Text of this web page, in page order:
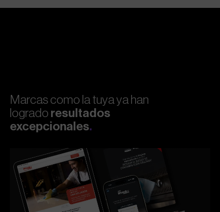
Marcas como la tuya ya han
logrado resultados
excepcionales.